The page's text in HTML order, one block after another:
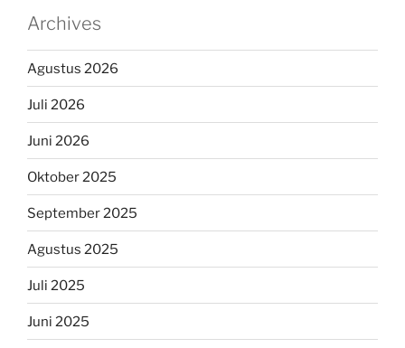
Archives
Agustus 2026
Juli 2026
Juni 2026
Oktober 2025
September 2025
Agustus 2025
Juli 2025
Juni 2025